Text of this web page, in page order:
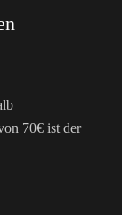
70€ ist der